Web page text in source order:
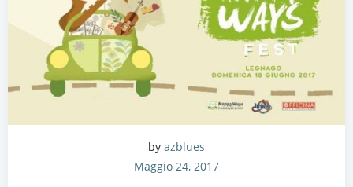
by azblues
Maggio 24, 2017